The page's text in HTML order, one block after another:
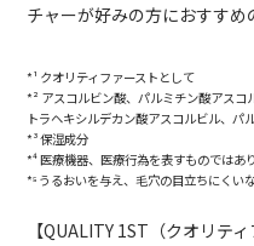
チャーが好みの方におすすめ
*¹ クオリティファーストとして
*² アスコルビン酸、パルミチン酸アス
トラヘキシルデカン酸アスコルビル、パ
*³ 保湿成分
*⁴ 医療機器、医療行為を表すものではあ
*⁵ うるおいを与え、毛穴の目立ちにくい
【QUALITY 1ST（クオリテ